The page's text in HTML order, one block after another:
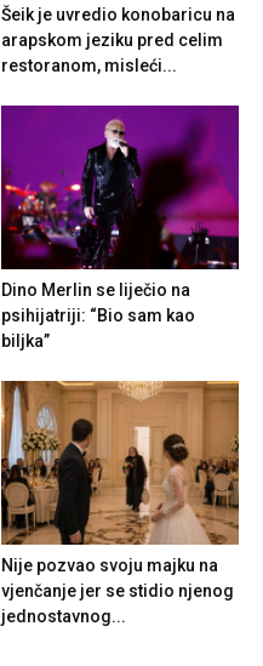
Šeik je uvredio konobaricu na
arapskom jeziku pred celim
restoranom, misleći...
Dino Merlin se liječio na
psihijatriji: “Bio sam kao
biljka”
Nije pozvao svoju majku na
vjenčanje jer se stidio njenog
jednostavnog...